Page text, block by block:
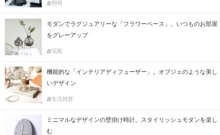
照明
モダンでラグジュアリーな「フラワーベース」。いつものお部屋
をグレーアップ
花瓶
機能的な「インテリアディフューザー」。オブジェのような美し
いデザイン
生活雑貨
ミニマルなデザインの壁掛け時計。スタイリッシュモダンを楽し
む